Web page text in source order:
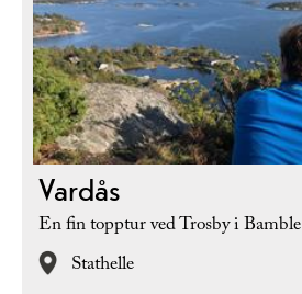
Vardås
En fin topptur ved Trosby i Bamble
Stathelle